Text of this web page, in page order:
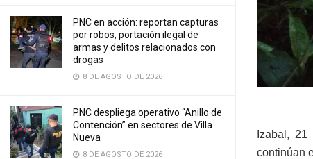
PNC en acción: reportan capturas
por robos, portación ilegal de
armas y delitos relacionados con
drogas
8 DE AGOSTO DE 2026
PNC despliega operativo “Anillo de
Contención” en sectores de Villa
Nueva
8 DE AGOSTO DE 2026
Izabal,
continúan